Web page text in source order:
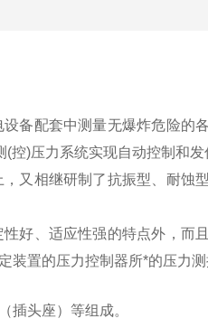
备配套中测量无爆炸危险的
)压力系统实现自动控制和发
又相继研制了抗振型、耐蚀
好、适应性强的特点外，而
置的压力控制器所*的压力测
插头座）等组成。